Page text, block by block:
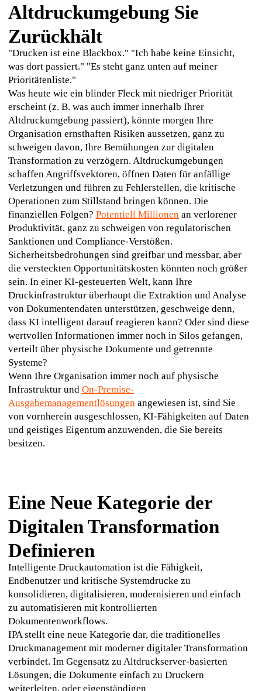
Altdruckumgebung Sie
Zurückhält
"Drucken ist eine Blackbox." "Ich habe keine Einsicht,
was dort passiert." "Es steht ganz unten auf meiner
Prioritätenliste."
Was heute wie ein blinder Fleck mit niedriger Priorität
erscheint (z. B. was auch immer innerhalb Ihrer
Altdruckumgebung passiert), könnte morgen Ihre
Organisation ernsthaften Risiken aussetzen, ganz zu
schweigen davon, Ihre Bemühungen zur digitalen
Transformation zu verzögern. Altdruckumgebungen
schaffen Angriffsvektoren, öffnen Daten für anfällige
Verletzungen und führen zu Fehlerstellen, die kritische
Operationen zum Stillstand bringen können. Die
finanziellen Folgen? Potentiell Millionen an verlorener
Produktivität, ganz zu schweigen von regulatorischen
Sanktionen und Compliance-Verstößen.
Sicherheitsbedrohungen sind greifbar und messbar, aber
die versteckten Opportunitätskosten könnten noch größer
sein. In einer KI-gesteuerten Welt, kann Ihre
Druckinfrastruktur überhaupt die Extraktion und Analyse
von Dokumentendaten unterstützen, geschweige denn,
dass KI intelligent darauf reagieren kann? Oder sind diese
wertvollen Informationen immer noch in Silos gefangen,
verteilt über physische Dokumente und getrennte
Systeme?
Wenn Ihre Organisation immer noch auf physische
Infrastruktur und On-Premise-
Ausgabemanagementlösungen angewiesen ist, sind Sie
von vornherein ausgeschlossen, KI-Fähigkeiten auf Daten
und geistiges Eigentum anzuwenden, die Sie bereits
besitzen.
Eine Neue Kategorie der
Digitalen Transformation
Definieren
Intelligente Druckautomation ist die Fähigkeit,
Endbenutzer und kritische Systemdrucke zu
konsolidieren, digitalisieren, modernisieren und einfach
zu automatisieren mit kontrollierten
Dokumentenworkflows.
IPA stellt eine neue Kategorie dar, die traditionelles
Druckmanagement mit moderner digitaler Transformation
verbindet. Im Gegensatz zu Altdruckserver-basierten
Lösungen, die Dokumente einfach zu Druckern
weiterleiten, oder eigenständigen